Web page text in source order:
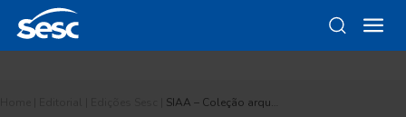
SIAA – Coleção arqu…